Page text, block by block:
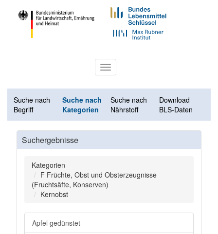
Toggle
navigation
Suche nach
Begriff
Suche nach
Kategorien
Suche nach
Nährstoff
Download
BLS-Daten
Suchergebnisse
Kategorien
F Früchte, Obst und Obsterzeugnisse
(Fruchtsäfte, Konserven)
Kernobst
Apfel gedünstet